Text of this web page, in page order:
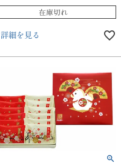
在庫切れ
詳細を見る